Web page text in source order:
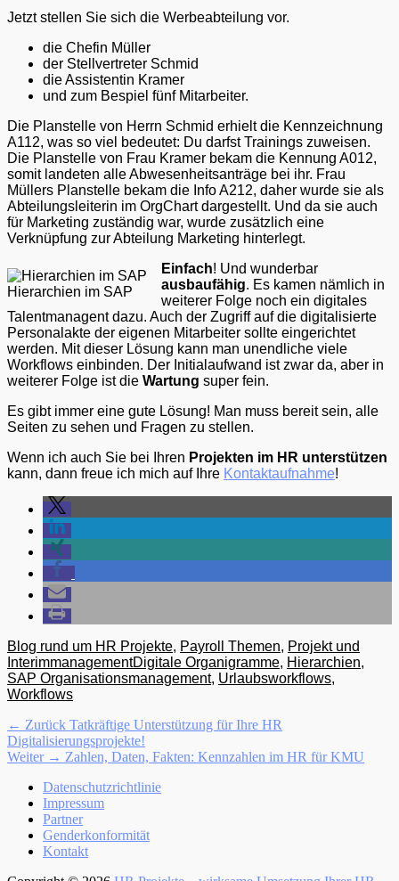
Jetzt stellen Sie sich die Werbeabteilung vor.
die Chefin Müller
der Stellvertreter Schmid
die Assistentin Kramer
und zum Bespiel fünf Mitarbeiter.
Die Planstelle von Herrn Schmid erhielt die Kennzeichnung
A112, was so viel bedeutet: Du darfst Trainings zuweisen.
Die Planstelle von Frau Kramer bekam die Kennung A012,
somit landeten alle Abwesenheitsanträge bei ihr. Frau
Müllers Planstelle bekam die Info A212, daher wurde sie als
Abteilungsleiterin im OrgChart dargestellt. Und da sie auch
für Marketing zuständig war, wurde zusätzlich eine
Verknüpfung zur Abteilung Marketing hinterlegt.
Hierarchien im SAP
Einfach! Und wunderbar
ausbaufähig. Es kamen nämlich in
weiterer Folge noch ein digitales
Talentmanagent dazu. Auch der Zugriff auf die digitalisierte
Personalakte der eigenen Mitarbeiter sollte eingerichtet
werden. Mit dieser Lösung kann man unendliche viele
Workflows einbinden. Der Initialaufwand ist zwar da, aber in
weiterer Folge ist die Wartung super fein.
Es gibt immer eine gute Lösung! Man muss bereit sein, alle
Seiten zu sehen und Fragen zu stellen.
Wenn ich auch Sie bei Ihren Projekten im HR unterstützen
kann, dann freue ich mich auf Ihre Kontaktaufnahme!
Kategorien
Blog rund um HR Projekte, Payroll Themen, Projekt und
InterimmanagementTags
Digitale Organigramme, Hierarchien,
SAP Organisationsmanagement, Urlaubsworkflows,
Workflows
Beitragsnavigation
← Zurück Vorhergehender
Beitrag:
Tatkräftige Unterstützung für Ihre HR
Digitalisierungsprojekte!
Weiter → Nächster
Zahlen, Daten, Fakten: Kennzahlen im HR für KMU
Menü
Fußzeile
Zum
Inhalt:
Datenschutzrichtlinie
Impressum
Partner
Genderkonformität
Kontakt